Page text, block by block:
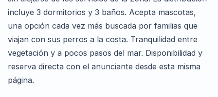
incluye 3 dormitorios y 3 baños. Acepta mascotas,
una opción cada vez más buscada por familias que
viajan con sus perros a la costa. Tranquilidad entre
vegetación y a pocos pasos del mar. Disponibilidad y
reserva directa con el anunciante desde esta misma
página.